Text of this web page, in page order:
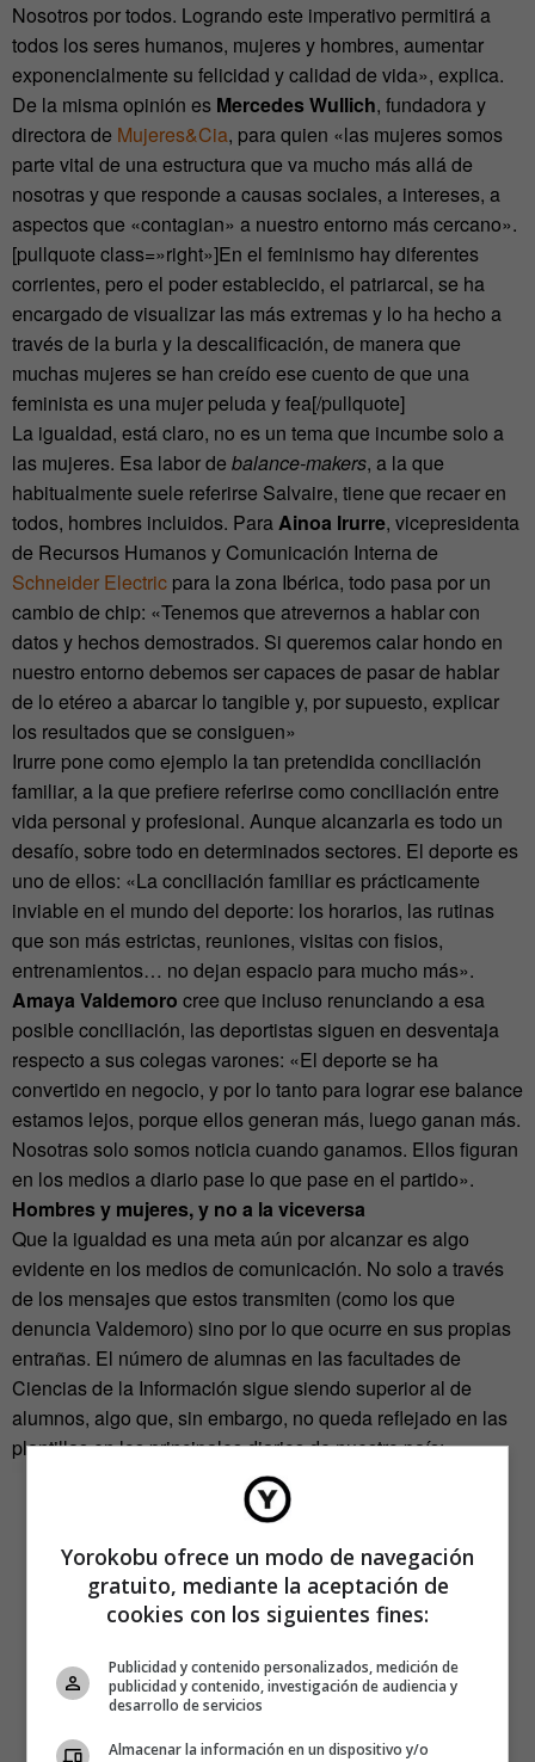
Nosotros por todos. Logrando este imperativo permitirá a
todos los seres humanos, mujeres y hombres, aumentar
exponencialmente su felicidad y calidad de vida», explica.
De la misma opinión es Mercedes Wullich, fundadora y
directora de Mujeres&Cia, para quien «las mujeres somos
parte vital de una estructura que va mucho más allá de
nosotras y que responde a causas sociales, a intereses, a
aspectos que «contagian» a nuestro entorno más cercano».
[pullquote class=»right»]En el feminismo hay diferentes
corrientes, pero el poder establecido, el patriarcal, se ha
encargado de visualizar las más extremas y lo ha hecho a
través de la burla y la descalificación, de manera que
muchas mujeres se han creído ese cuento de que una
feminista es una mujer peluda y fea[/pullquote]
La igualdad, está claro, no es un tema que incumbe solo a
las mujeres. Esa labor de balance-makers, a la que
habitualmente suele referirse Salvaire, tiene que recaer en
todos, hombres incluidos. ParaAinoa Irurre, vicepresidenta
de Recursos Humanos y Comunicación Interna de
Schneider Electric para la zona Ibérica, todo pasa por un
cambio de chip: «Tenemos que atrevernos a hablar con
datos y hechos demostrados. Si queremos calar hondo en
nuestro entorno debemos ser capaces de pasar de hablar
de lo etéreo a abarcar lo tangible y, por supuesto, explicar
los resultados que se consiguen»
Irurre pone como ejemplo la tan pretendida conciliación
familiar, a la que prefiere referirse como conciliación entre
vida personal y profesional. Aunque alcanzarla es todo un
desafío, sobre todo en determinados sectores. El deporte es
uno de ellos: «La conciliación familiar es prácticamente
inviable en el mundo del deporte: los horarios, las rutinas
que son más estrictas, reuniones, visitas con fisios,
entrenamientos… no dejan espacio para mucho más».
Amaya Valdemoro cree que incluso renunciando a esa
posible conciliación, las deportistas siguen en desventaja
respecto a sus colegas varones: «El deporte se ha
convertido en negocio, y por lo tanto para lograr ese balance
estamos lejos, porque ellos generan más, luego ganan más.
Nosotras solo somos noticia cuando ganamos. Ellos figuran
en los medios a diario pase lo que pase en el partido».
Hombres y mujeres, y no a la viceversa
Que la igualdad es una meta aún por alcanzar es algo
evidente en los medios de comunicación. No solo a través
de los mensajes que estos transmiten (como los que
denuncia Valdemoro) sino por lo que ocurre en sus propias
entrañas. El número de alumnas en las facultades de
Ciencias de la Información sigue siendo superior al de
alumnos, algo que, sin embargo, no queda reflejado en las
plantillas en los principales diarios de nuestro país:
Yorokobu ofrece un modo de navegación
gratuito, mediante la aceptación de
cookies con los siguientes fines:
Publicidad y contenido personalizados, medición de
publicidad y contenido, investigación de audiencia y
desarrollo de servicios
Almacenar la información en un dispositivo y/o